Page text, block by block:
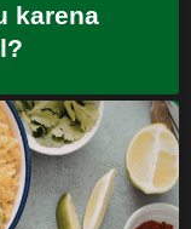
karena